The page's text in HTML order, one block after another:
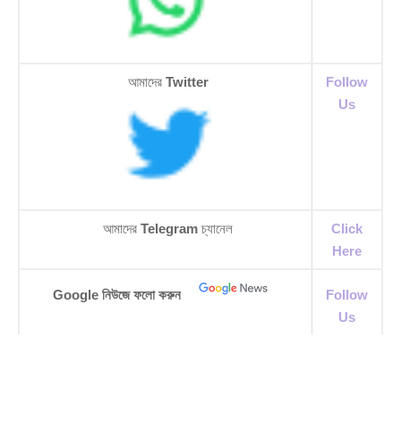
আমাদের Twitter
Follow
Us
আমাদের Telegramচ্যানেল
Click
Here
Google নিউজে ফলো করুন
Follow
Us